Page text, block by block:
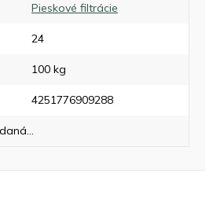
Pieskové filtrácie
24
100 kg
4251776909288